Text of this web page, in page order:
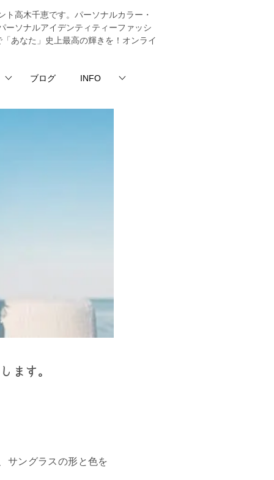
高木千恵です。パーソナルカラー・
ーソナルアイデンティティーファッシ
あなた」史上最高の輝きを！オンライ
ブログ INFO
ます。
サングラスの形と色を